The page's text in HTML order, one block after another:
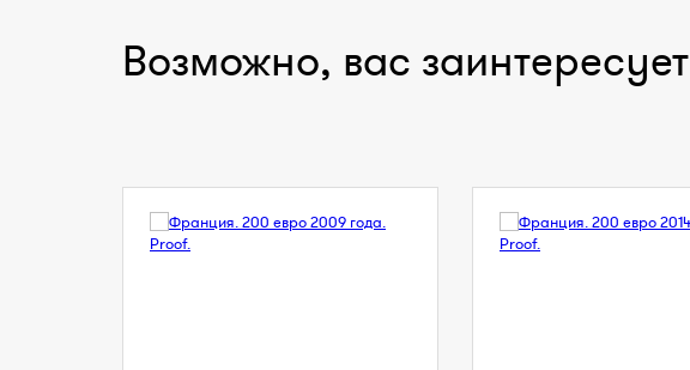
Возможно, вас заинтересует